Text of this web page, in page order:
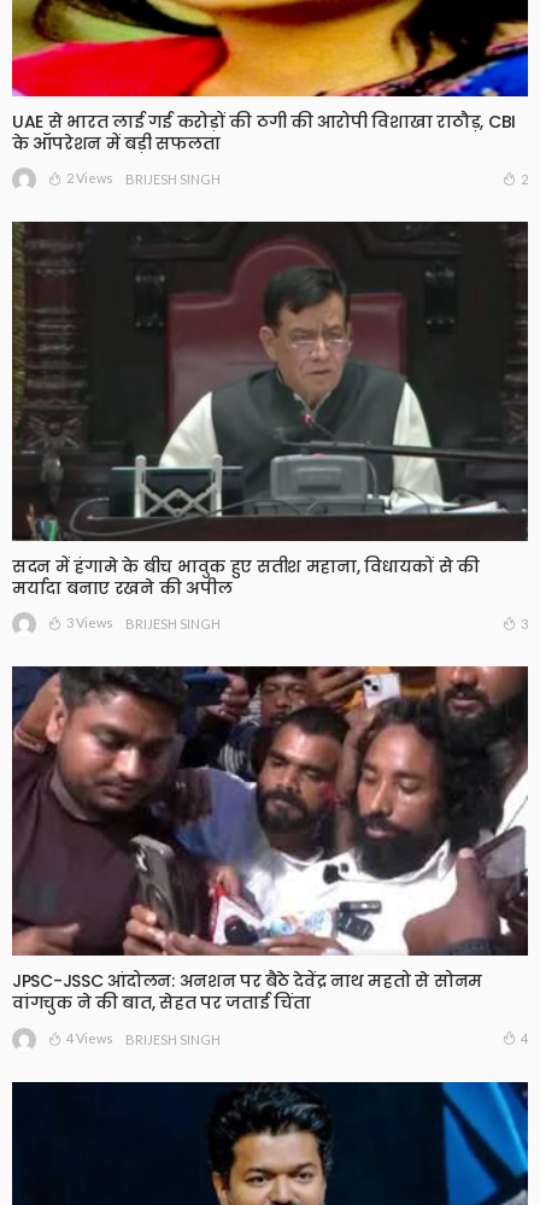
UAE से भारत लाई गई करोड़ों की ठगी की आरोपी विशाखा राठौड़, CBI
के ऑपरेशन में बड़ी सफलता
2 Views BRIJESH SINGH 2
सदन में हंगामे के बीच भावुक हुए सतीश महाना, विधायकों से की
मर्यादा बनाए रखने की अपील
3 Views BRIJESH SINGH 3
JPSC-JSSC आंदोलन: अनशन पर बैठे देवेंद्र नाथ महतो से सोनम
वांगचुक ने की बात, सेहत पर जताई चिंता
4 Views BRIJESH SINGH 4